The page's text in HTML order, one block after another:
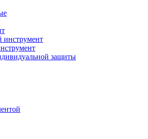
инструмент
защиты